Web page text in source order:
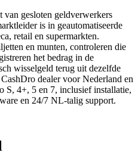
van gesloten geldverwerkers
is in geautomatiseerde
retail en supermarkten.
en munten, controleren die
het bedrag in de
wisselgeld terug uit dezelfde
dealer voor Nederland en
S, 4+, 5 en 7, inclusief installatie,
en 24/7 NL-talig support.